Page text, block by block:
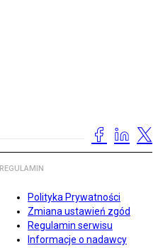
REGULAMIN
Polityka Prywatności
Zmiana ustawień zgód
Regulamin serwisu
Informacje o nadawcy